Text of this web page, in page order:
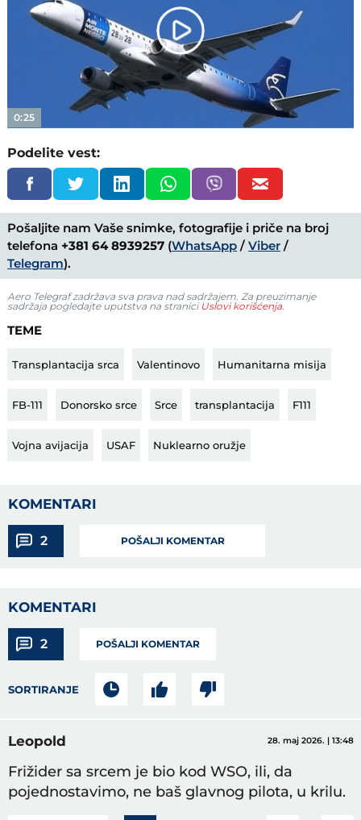
Play
Video
0:25
Podelite vest:
Pošaljite nam Vaše snimke, fotografije i priče na broj
telefona +381 64 8939257 (WhatsApp /Viber /
Telegram).
Aero Telegraf zadržava sva prava nad sadržajem. Za preuzimanje
sadržaja pogledajte uputstva na stranici Uslovi korišćenja.
TEME
Transplantacija srca Valentinovo Humanitarna misija
FB-111 Donorsko srce Srce transplantacija F111
Vojna avijacija USAF Nuklearno oružje
KOMENTARI
2 POŠALJI KOMENTAR
KOMENTARI
2 POŠALJI KOMENTAR
SORTIRANJE
Leopold 28. maj 2026. | 13:48
Frižider sa srcem je bio kod WSO, ili, da
pojednostavimo, ne baš glavnog pilota, u krilu.